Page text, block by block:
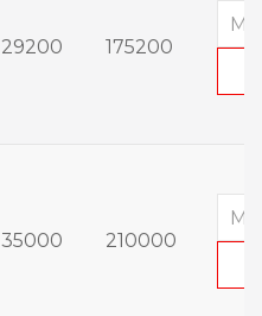
29200 175200
35000 210000